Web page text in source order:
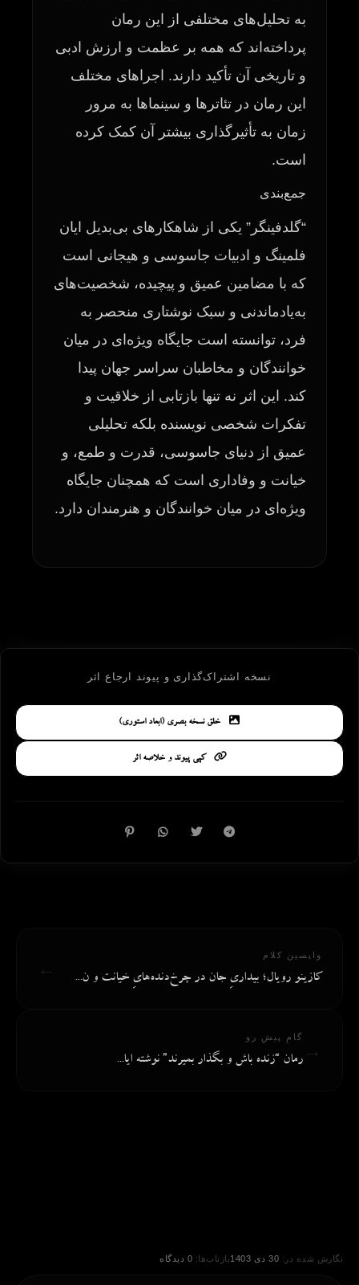
به تحلیل‌های مختلفی از این رمان
پرداخته‌اند که همه بر عظمت و ارزش ادبی
و تاریخی آن تأکید دارند. اجراهای مختلف
این رمان در تئاترها و سینماها به مرور
زمان به تأثیرگذاری بیشتر آن کمک کرده
است.
جمع‌بندی
“گلدفینگر” یکی از شاهکارهای بی‌بدیل ایان
فلمینگ و ادبیات جاسوسی و هیجانی است
که با مضامین عمیق و پیچیده، شخصیت‌های
به‌یادماندنی و سبک نوشتاری منحصر به
فرد، توانسته است جایگاه ویژه‌ای در میان
خوانندگان و مخاطبان سراسر جهان پیدا
کند. این اثر نه تنها بازتابی از خلاقیت و
تفکرات شخصی نویسنده بلکه تحلیلی
عمیق از دنیای جاسوسی، قدرت و طمع، و
خیانت و وفاداری است که همچنان جایگاه
ویژه‌ای در میان خوانندگان و هنرمندان دارد.
نسخه اشتراک‌گذاری و پیوند ارجاع اثر
خلق نسخه بصری (ابعاد استوری)
کپی پیوند و خلاصه اثر
واپسین کلام
کازینو رویال؛ بیداریِ جان در چرخ‌دنده‌هایِ خیانت و ن... ←
→
گامِ پیشِ رو
رمان “زنده باش و بگذار بمیرند” نوشته ایا...
نگارش شده در: 30 دی 1403 بازتاب‌ها: 0 دیدگاه